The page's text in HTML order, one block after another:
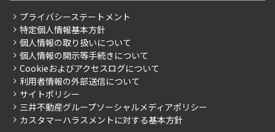
こだわりから探す
こだわり一覧
プレミアムマンション
新築
当社限定（港区・渋谷区）
当社限定（港区・渋谷区以外）
三井不動産企画
ご入居・提携サービス
お部屋探しからご契約まで
よくあるご質問
社宅紹介
【仲介会社様向け】当社仲介事業部取り扱い物件入居申込
会社情報
事業案内
採用情報
ニュースリリース
お問い合わせ
プライバシーステートメント
特定個人情報基本方針
個人情報の取り扱いについて
個人情報の開示等手続きについて
Cookieおよびアクセスログについて
利用者情報の外部送信について
サイトポリシー
三井不動産グループソーシャルメディアポリシー
カスタマーハラスメントに対する基本方針